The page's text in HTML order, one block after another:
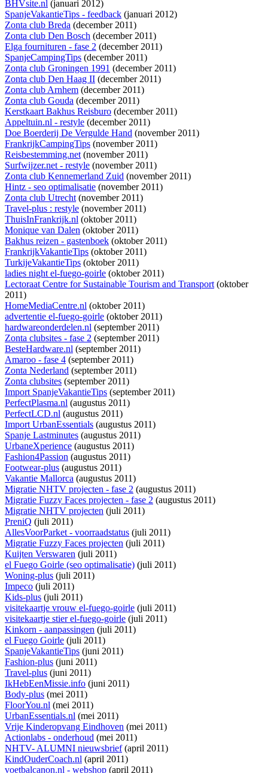
BHVsite.nl (januari 2012)
SpanjeVakantieTips - feedback (januari 2012)
Zonta club Breda (december 2011)
Zonta club Den Bosch (december 2011)
Elga fournituren - fase 2 (december 2011)
SpanjeCampingTips (december 2011)
Zonta club Groningen 1991 (december 2011)
Zonta club Den Haag II (december 2011)
Zonta club Arnhem (december 2011)
Zonta club Gouda (december 2011)
Kerstkaart Bakhus Reisburo (december 2011)
Appeltuin.nl - restyle (december 2011)
Doe Boerderij De Vergulde Hand (november 2011)
FrankrijkCampingTips (november 2011)
Reisbestemming.net(november 2011)
Surfwijzer.net - restyle (november 2011)
Zonta club Kennemerland Zuid (november 2011)
Hintz - seo optimalisatie (november 2011)
Zonta club Utrecht(november 2011)
Travel-plus : restyle (november 2011)
ThuisInFrankrijk.nl (oktober 2011)
Monique van Dalen (oktober 2011)
Bakhus reizen - gastenboek (oktober 2011)
FrankrijkVakantieTips (oktober 2011)
TurkijeVakantieTips (oktober 2011)
ladies night el-fuego-goirle (oktober 2011)
Lectoraat Centre for Sustainable Tourism and Transport(oktober
2011)
HomeMediaCentre.nl (oktober 2011)
advertentie el-fuego-goirle (oktober 2011)
hardwareonderdelen.nl (september 2011)
Zonta clubsites - fase 2 (september 2011)
BesteHardware.nl (september 2011)
Amaroo - fase 4 (september 2011)
Zonta Nederland (september 2011)
Zonta clubsites (september 2011)
Import SpanjeVakantieTips (september 2011)
PerfectPlasma.nl (augustus 2011)
PerfectLCD.nl (augustus 2011)
Import UrbanEssentials (augustus 2011)
Spanje Lastminutes (augustus 2011)
UrbaneXperience (augustus 2011)
Fashion4Passion (augustus 2011)
Footwear-plus (augustus 2011)
Vakantie Mallorca (augustus 2011)
Migratie NHTV projecten - fase 2 (augustus 2011)
Migratie Fuzzy Faces projecten - fase 2 (augustus 2011)
Migratie NHTV projecten (juli 2011)
PreniQ (juli 2011)
AllesVoorParket - voorraadstatus (juli 2011)
Migratie Fuzzy Faces projecten (juli 2011)
Kuijten Verswaren (juli 2011)
el Fuego Goirle (seo optimalisatie) (juli 2011)
Woning-plus (juli 2011)
Impeco (juli 2011)
Kids-plus (juli 2011)
visitekaartje vrouw el-fuego-goirle (juli 2011)
visitekaartje stier el-fuego-goirle (juli 2011)
Kinkorn - aanpassingen (juli 2011)
el Fuego Goirle (juli 2011)
SpanjeVakantieTips (juni 2011)
Fashion-plus (juni 2011)
Travel-plus (juni 2011)
IkHebEenMissie.info (juni 2011)
Body-plus (mei 2011)
FloorYou.nl (mei 2011)
UrbanEssentials.nl (mei 2011)
Vrije Kinderopvang Eindhoven (mei 2011)
Actionlabs - onderhoud (mei 2011)
NHTV- ALUMNI nieuwsbrief(april 2011)
KindOuderCoach.nl (april 2011)
voetbalcanon.nl - webshop (april 2011)